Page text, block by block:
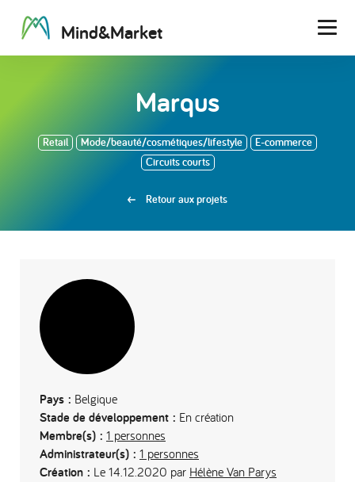
Mind&Market
Marqus
Retail Mode/beauté/cosmétiques/lifestyle
E-commerce
Circuits courts
Retour aux projets
Pays : Belgique
Stade de développement : En création
Membre(s) : 1 personnes
Administrateur(s) : 1 personnes
Création : Le 14.12.2020 par Hélène Van Parys